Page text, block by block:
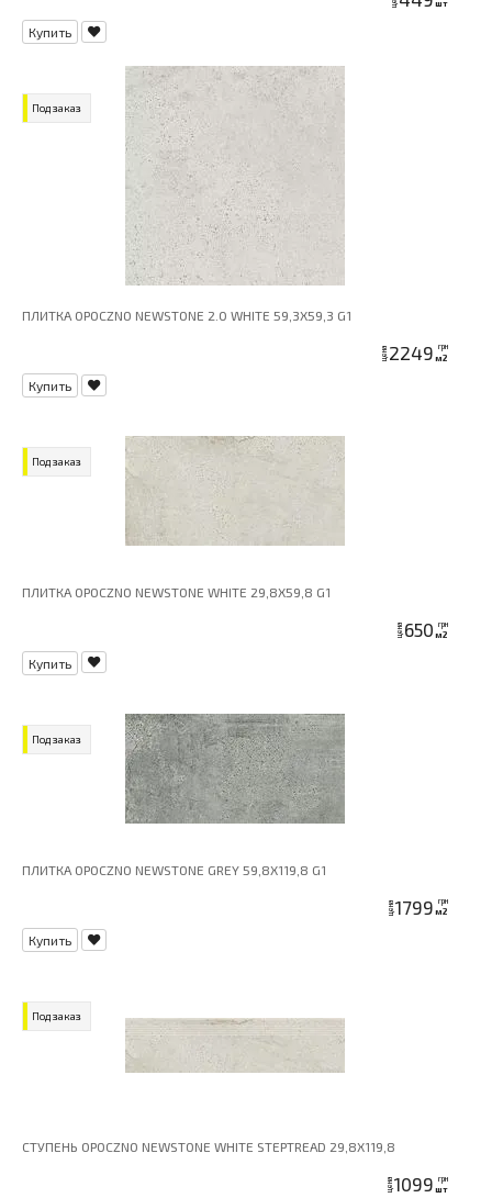
шт
Купить
Под заказ
ПЛИТКА OPOCZNO NEWSTONE 2.0 WHITE 59,3X59,3 G1
цена 2249 грн
м2
Купить
Под заказ
ПЛИТКА OPOCZNO NEWSTONE WHITE 29,8X59,8 G1
цена650 грн
м2
Купить
Под заказ
ПЛИТКА OPOCZNO NEWSTONE GREY 59,8X119,8 G1
цена1799 грн
м2
Купить
Под заказ
СТУПЕНЬ OPOCZNO NEWSTONE WHITE STEPTREAD 29,8X119,8
цена1099 грн
шт